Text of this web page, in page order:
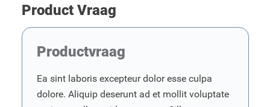
Product Vraag
Productvraag
Ea sint laboris excepteur dolor esse culpa
dolore. Aliquip deserunt ad et mollit voluptate